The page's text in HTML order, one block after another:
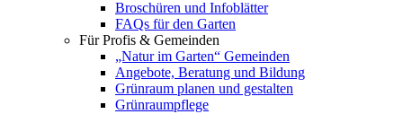
Broschüren und Infoblätter
FAQs für den Garten
Für Profis & Gemeinden
„Natur im Garten“ Gemeinden
Angebote, Beratung und Bildung
Grünraum planen und gestalten
Grünraumpflege